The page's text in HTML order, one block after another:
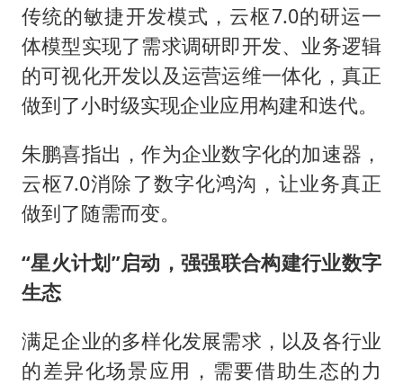
传统的敏捷开发模式，云枢7.0的研运一
体模型实现了需求调研即开发、业务逻辑
的可视化开发以及运营运维一体化，真正
做到了小时级实现企业应用构建和迭代。
朱鹏喜指出，作为企业数字化的加速器，
云枢7.0消除了数字化鸿沟，让业务真正
做到了随需而变。
“星火计划”启动，强强联合构建行业数字
生态
满足企业的多样化发展需求，以及各行业
的差异化场景应用，需要借助生态的力